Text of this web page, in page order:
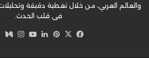
والعالم العربي، من خلال تغطية دقيقة
في قلب الحدث.
فيسبوك
‫X بينتيريست
لينكدإن